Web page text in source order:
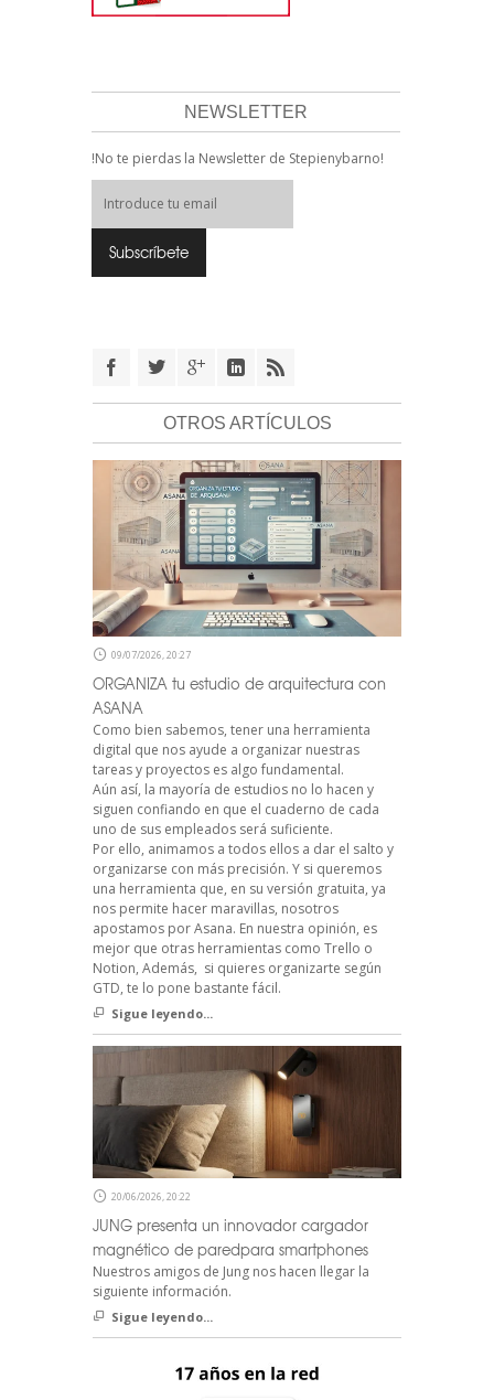
NEWSLETTER
!No te pierdas la Newsletter de Stepienybarno!
OTROS ARTÍCULOS
09/07/2026, 20:27
ORGANIZA tu estudio de arquitectura con
ASANA
Como bien sabemos, tener una herramienta
digital que nos ayude a organizar nuestras
tareas y proyectos es algo fundamental.
Aún así, la mayoría de estudios no lo hacen y
siguen confiando en que el cuaderno de cada
uno de sus empleados será suficiente.
Por ello, animamos a todos ellos a dar el salto y
organizarse con más precisión. Y si queremos
una herramienta que, en su versión gratuita, ya
nos permite hacer maravillas, nosotros
apostamos por Asana. En nuestra opinión, es
mejor que otras herramientas como Trello o
Notion, Además, si quieres organizarte según
GTD, te lo pone bastante fácil.
Sigue leyendo...
20/06/2026, 20:22
JUNG presenta un innovador cargador
magnético de paredpara smartphones
Nuestros amigos de Jung nos hacen llegar la
siguiente información.
Sigue leyendo...